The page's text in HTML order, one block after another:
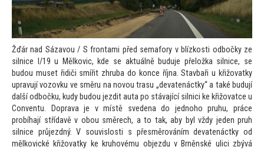
Žďár nad Sázavou / S frontami před semafory v blízkosti odbočky ze
silnice I/19 u Mělkovic, kde se aktuálně buduje přeložka silnice, se
budou muset řidiči smířit zhruba do konce října. Stavbaři u křižovatky
upravují vozovku ve směru na novou trasu „devatenáctky“ a také budují
další odbočku, kudy budou jezdit auta po stávající silnici ke křižovatce u
Conventu. Doprava je v místě svedena do jednoho pruhu, práce
probíhají střídavě v obou směrech, a to tak, aby byl vždy jeden pruh
silnice průjezdný. V souvislosti s přesměrováním devatenáctky od
mělkovické křižovatky ke kruhovému objezdu v Brněnské ulici zbývá